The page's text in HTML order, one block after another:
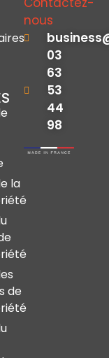
la
de
nous
03
63
53
44
98